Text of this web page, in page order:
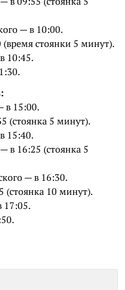
— в 10:00.
стоянки 5 минут).
10:45.
в 15:00.
(стоянка 5 минут).
15:40.
в 16:25 (стоянка 5
— в 16:30.
10 минут).
17:05.